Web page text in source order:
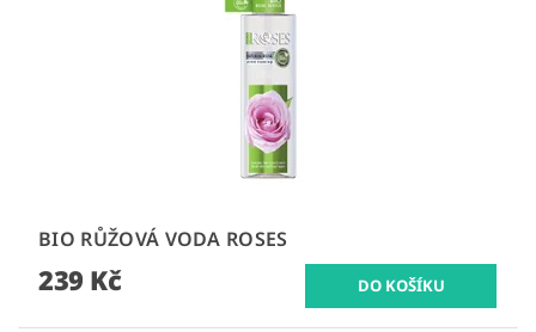
BIO RŮŽOVÁ VODA ROSES
239 Kč